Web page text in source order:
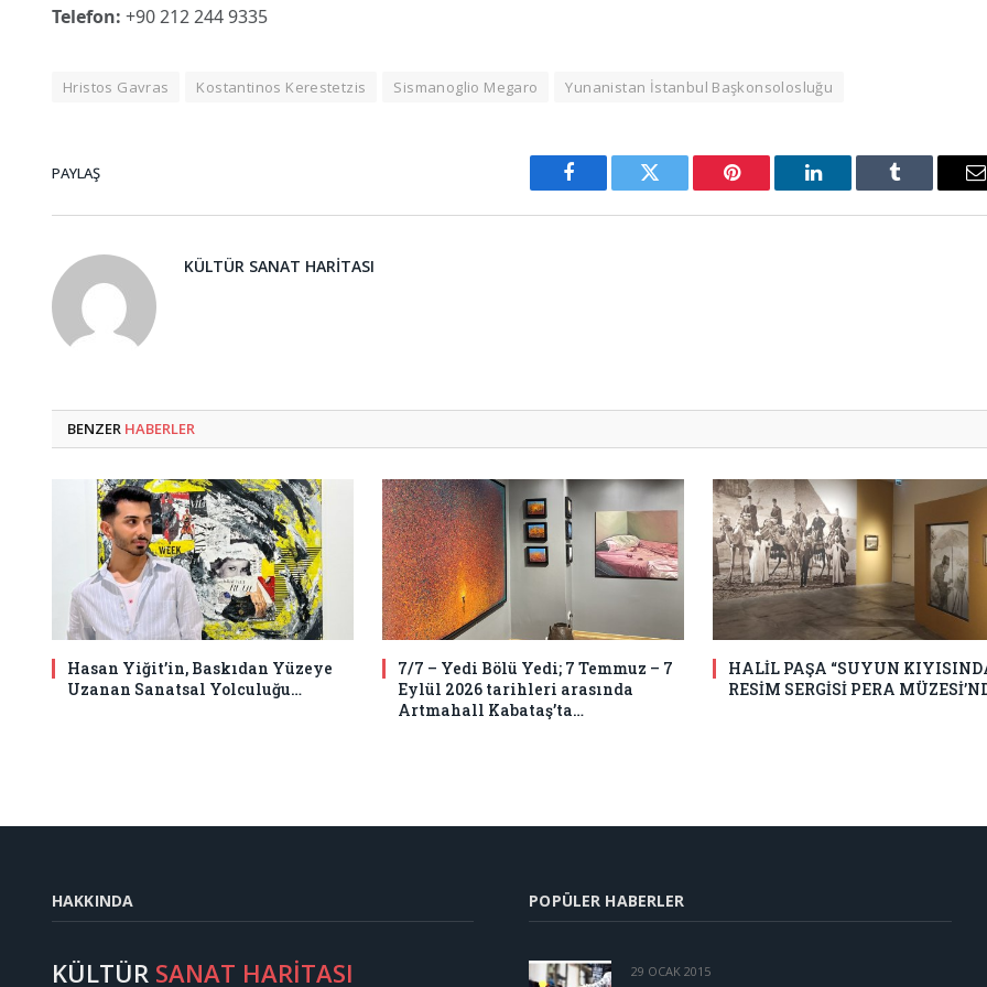
Telefon: +90 212 244 9335
Hristos Gavras Kostantinos Kerestetzis Sismanoglio Megaro Yunanistan İstanbul Başkonsolosluğu
PAYLAŞ
Facebook Twitter Pinterest LinkedIn Tumblr
KÜLTÜR SANAT HARITASI
BENZER HABERLER
Hasan Yiğit’in, Baskıdan Yüzeye
Uzanan Sanatsal Yolculuğu…
7/7 – Yedi Bölü Yedi; 7 Temmuz – 7
Eylül 2026 tarihleri arasında
Artmahall Kabataş’ta…
HALİL PAŞA “SUYUN
RESİM SERGİSİ PERA
HAKKINDA
KÜLTÜR SANAT HARİTASI
POPÜLER HABERLER
29 OCAK 2015